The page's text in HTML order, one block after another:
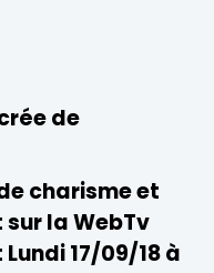
de
charisme et
la WebTv
17/09/18 à